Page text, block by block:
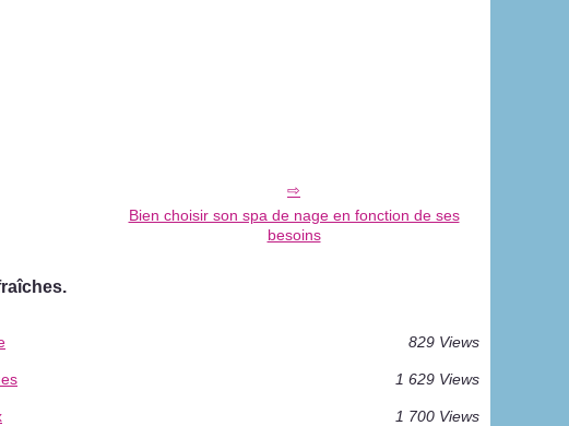
Bien choisir son spa de nage en fonction de ses
besoins
829 Views
1 629 Views
1 700 Views